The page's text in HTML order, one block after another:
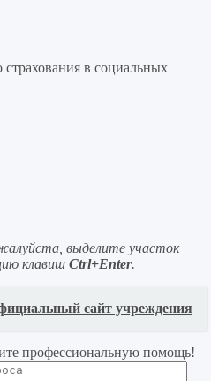
в социальных
выделите участок
клавиш Ctrl+Enter.
сайт учреждения
профессиональную помощь!